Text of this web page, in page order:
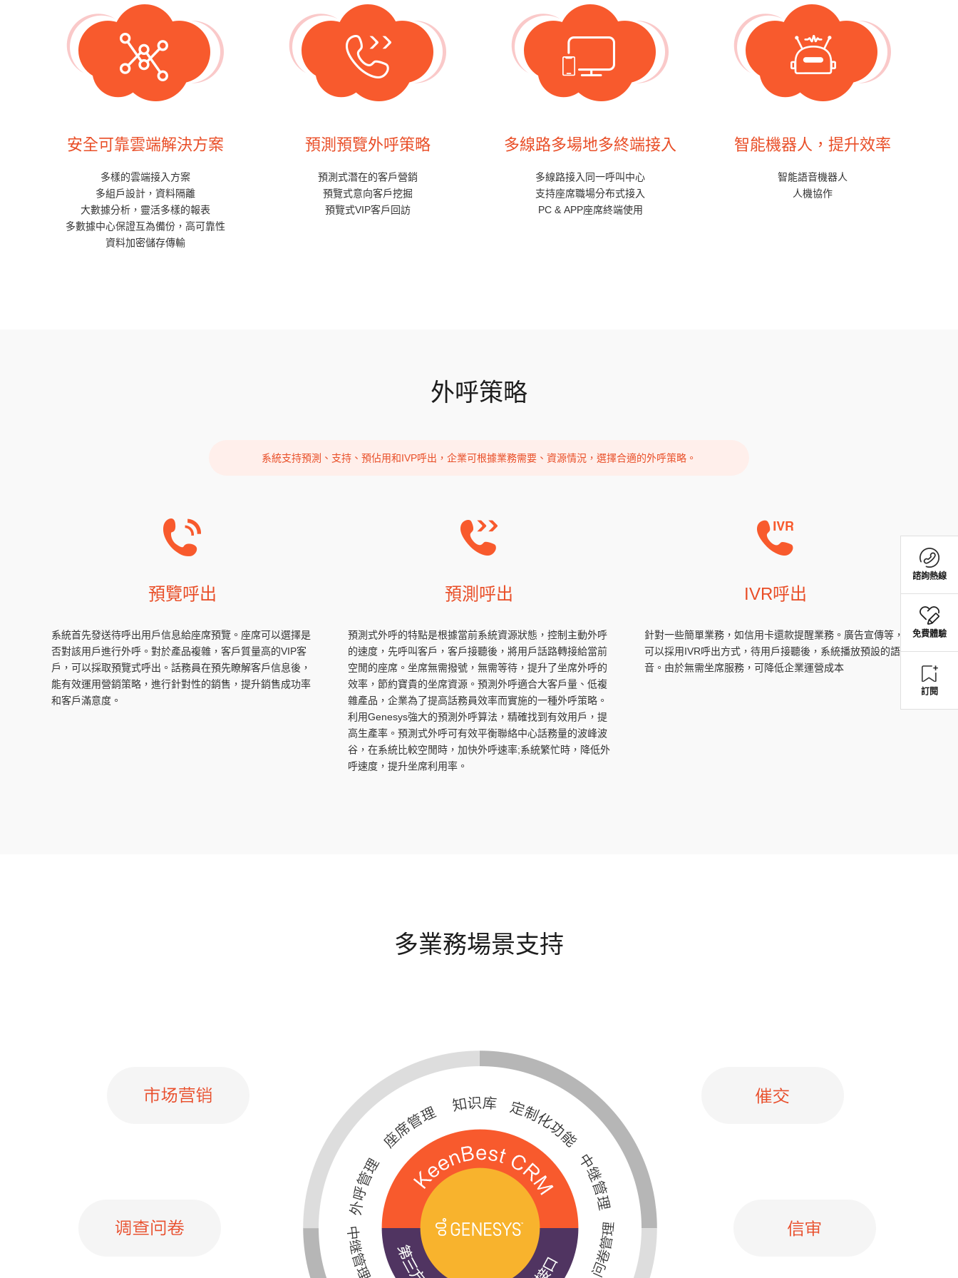
安全可靠雲端解決方案
多樣的雲端接入方案
多組戶設計，資料隔離
大數據分析，靈活多樣的報表
多數據中心保證互為備份，高可靠性
資料加密儲存傳輸
預測預覽外呼策略
預測式潛在的客戶營銷
預覽式意向客戶挖掘
預覽式VIP客戶回訪
多線路多場地多終端接入
多線路接入同一呼叫中心
支持座席職場分布式接入
PC & APP座席終端使用
智能機器人，提升效率
智能語音機器人
人機協作
外呼策略
系統支持預測、支持、預佔用和IVP呼出，企業可根據業務需要、資源情況，選擇合適的外呼策略。
預覽呼出
系統首先發送待呼出用戶信息給座席預覽。座席可以選擇是
否對該用戶進行外呼。對於產品複雜，客戶質量高的VIP客
戶，可以採取預覽式呼出。話務員在預先瞭解客戶信息後，
能有效運用營銷策略，進行針對性的銷售，提升銷售成功率
和客戶滿意度。
預測呼出
預測式外呼的特點是根據當前系統資源狀態，控制主動外呼
的速度，先呼叫客戶，客戶接聽後，將用戶話路轉接給當前
空閒的座席。坐席無需撥號，無需等待，提升了坐席外呼的
效率，節約寶貴的坐席資源。預測外呼適合大客戶量、低複
雜產品，企業為了提高話務員效率而實施的一種外呼策略。
利用Genesys強大的預測外呼算法，精確找到有效用戶，提
高生產率。預測式外呼可有效平衡聯絡中心話務量的波峰波
谷，在系統比較空閒時，加快外呼速率;系統繁忙時，降低外
呼速度，提升坐席利用率。
IVR呼出
針對一些簡單業務，如信用卡還款提醒業務。廣告宣傳等，
可以採用IVR呼出方式，待用戶接聽後，系統播放預設的語
音。由於無需坐席服務，可降低企業運營成本
多業務場景支持
諮詢熱線
免費體驗
訂閱
諮詢熱線
免費體驗
訂閱